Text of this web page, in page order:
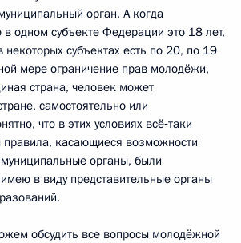
орган. А когда
в одном субъекте Федерации это 18 лет,
некоторых субъектах есть по 20, по 19
мере ограничение прав молодёжи,
страна, человек может
самостоятельно или
что в этих условиях всё‑таки
правила, касающиеся возможности
органы, были
в виду представительные органы
обсудить все вопросы молодёжной